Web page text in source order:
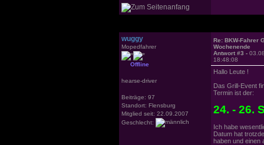
wuggy
Mopedfahrer
Offline
hearse-driver
Beiträge: 97
Standort: Flensburg
Mitglied seit: 22.09.2007
Geschlecht:
Re: BKW-Fahrer
Wochenende
Antwort #3 -
18:48:08
Hallo Leute !
Das Grill-Event
Termin ist der:
24. - 26.
Ich habe
Datum hat
haben und einen